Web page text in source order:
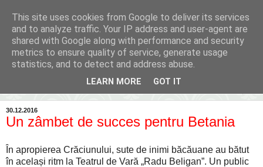
Inima Bacăului
Din inima Bacăului...spre inima ta...
30.12.2016
Un zâmbet de succes pentru Betania
În apropierea Crăciunului, sute de inimi băcăuane au bătut
în același ritm la Teatrul de Vară „Radu Beligan”. Un public
This site uses cookies from Google to deliver its services
and to analyze traffic. Your IP address and user-agent are
shared with Google along with performance and security
metrics to ensure quality of service, generate usage
statistics, and to detect and address abuse.
LEARN MORE GOT IT